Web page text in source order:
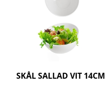
SKÅL SALLAD VIT 14CM